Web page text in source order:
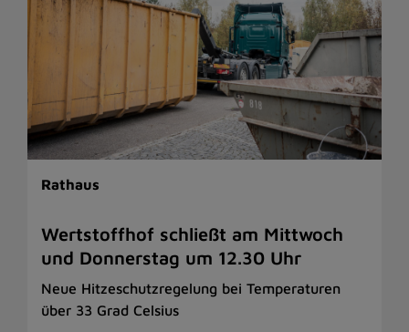
Rathaus
Wertstoffhof schließt am Mittwoch
und Donnerstag um 12.30 Uhr
Neue Hitzeschutzregelung bei Temperaturen
über 33 Grad Celsius